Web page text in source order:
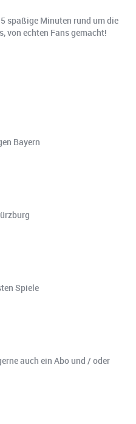
spaßige Minuten rund um die
von echten Fans gemacht!
Bayern
Spiele
auch ein Abo und / oder